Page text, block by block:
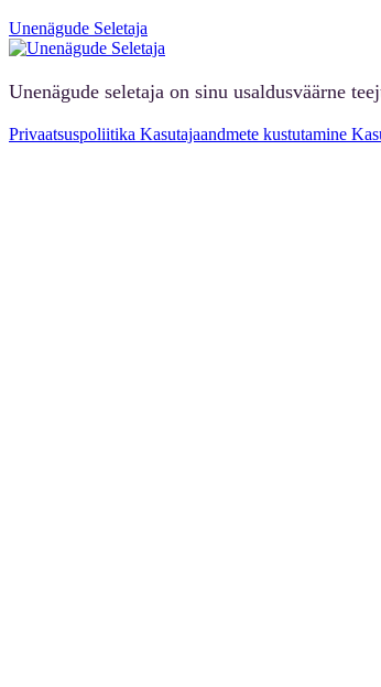
Unenägude Seletaja
Unenägude seletaja on sinu usaldusväärne
Privaatsuspoliitika Kasutajaandmete kustutamine